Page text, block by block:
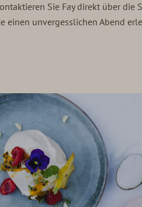
Sie Fay direkt über
einen unvergesslichen Abend